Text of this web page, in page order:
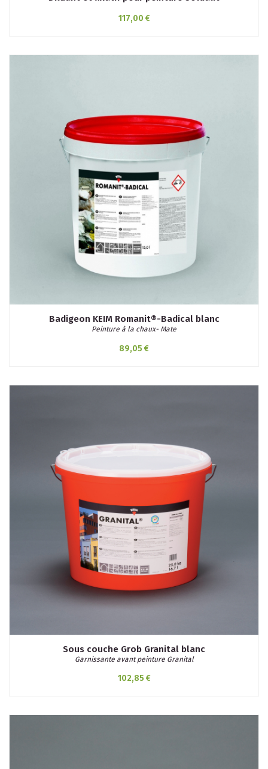
117,00 €
Badigeon KEIM Romanit®-Badical blanc
Peinture à la chaux- Mate
89,05 €
Sous couche Grob Granital blanc
Garnissante avant peinture Granital
102,85 €